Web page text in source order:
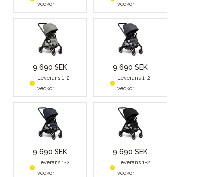
veckor
veckor
9 690 SEK
Leverans 1-2
veckor
9 690 SEK
Leverans 1-2
veckor
9 690 SEK
Leverans 1-2
veckor
9 690 SEK
Leverans 1-2
veckor